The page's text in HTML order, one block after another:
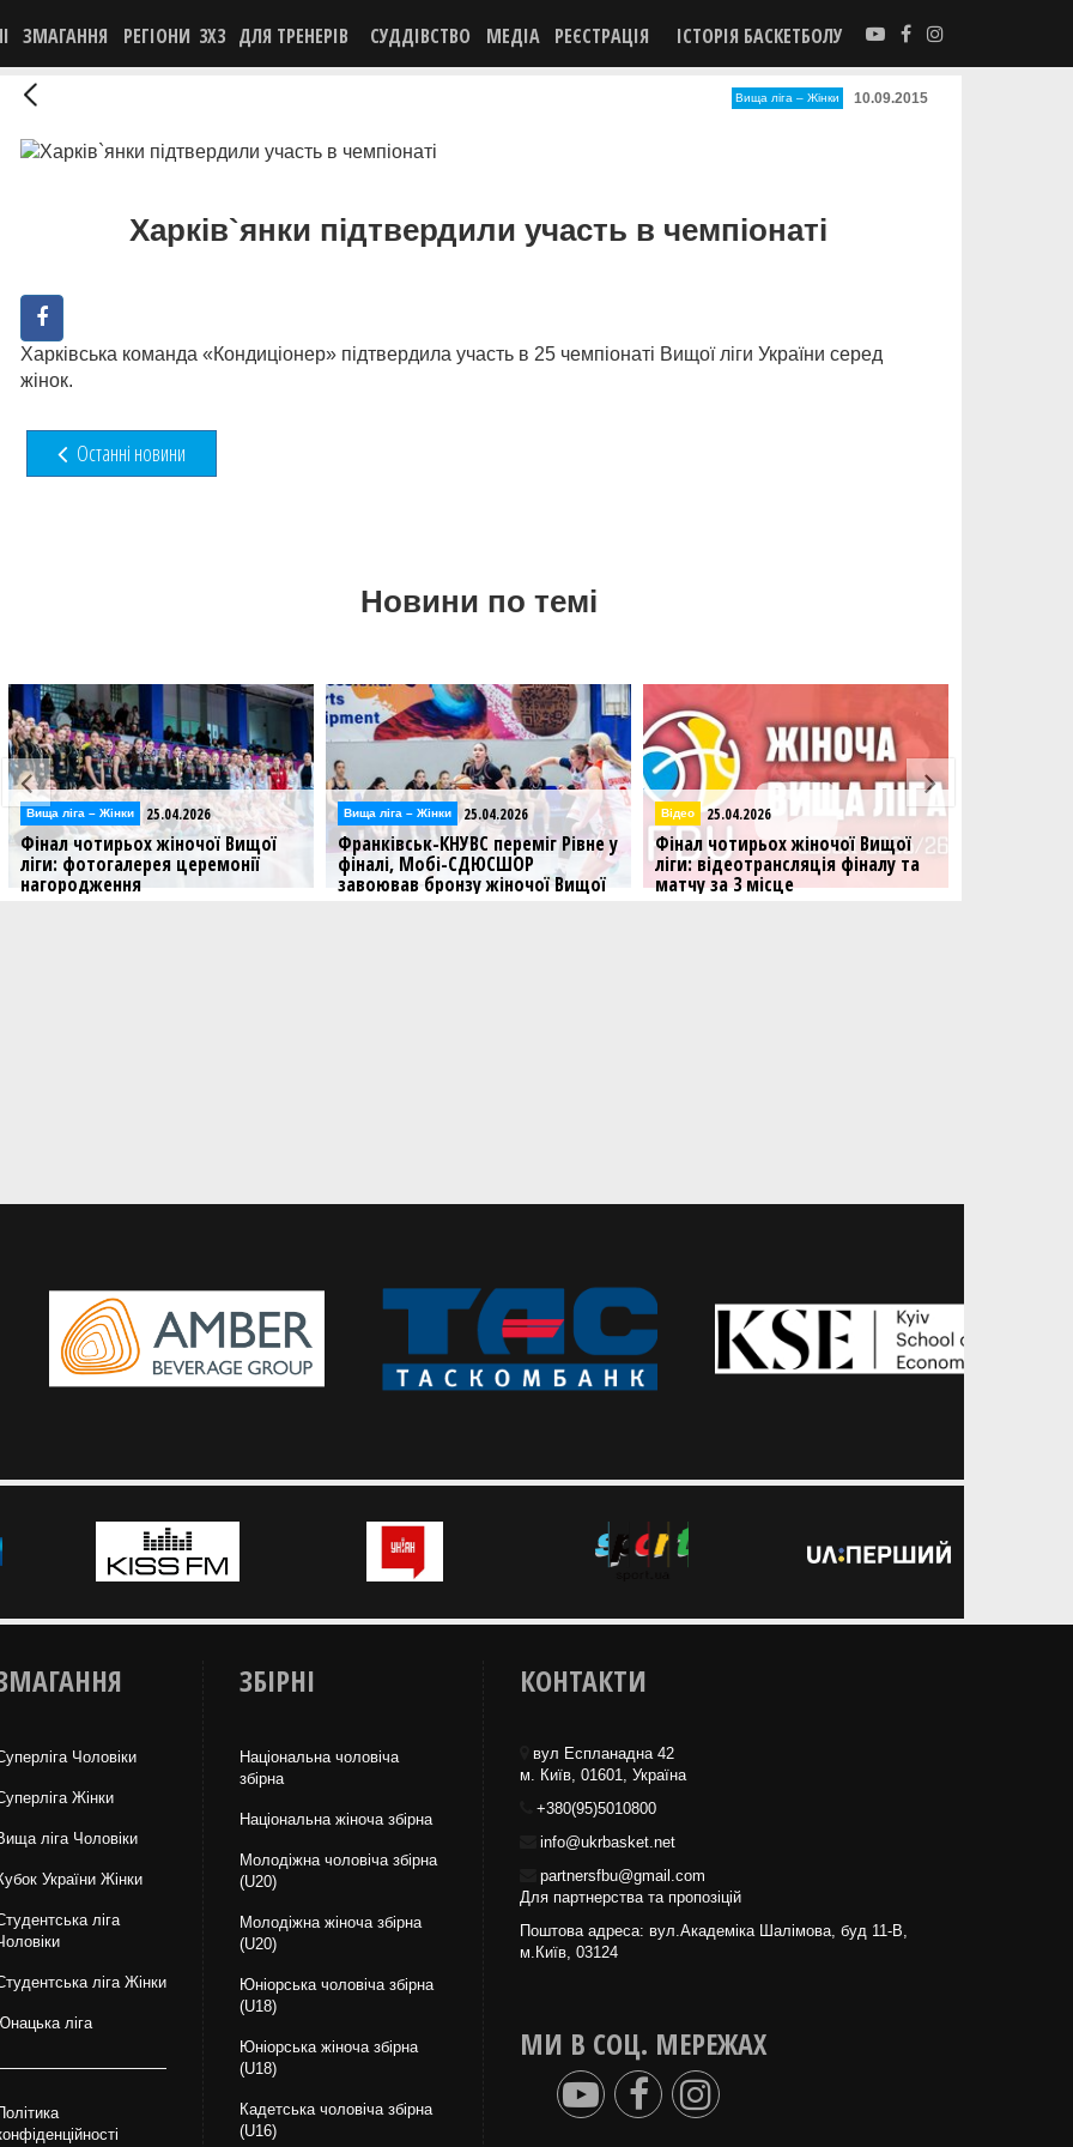
ЗМАГАННЯ РЕГІОНИ 3X3 ДЛЯ ТРЕНЕРІВ СУДДІВСТВО МЕДІА РЕЄСТРАЦІЯ ІСТОРІЯ БАСКЕТБОЛУ
Вища лiга – Жiнки 10.09.2015
Харків`янки підтвердили участь в чемпіонаті
Харківська команда «Кондиціонер» підтвердила участь в 25 чемпіонаті Вищої ліги України серед
жінок.
Останні новини
Новини по темі
Вищої
Вища лiга – Жiнки 25.04.2026
Франківськ-КНУВС переміг Рівне у
фіналі, Мобі-СДЮСШОР
завоював бронзу жіночої Вищої
Відео 25.04.2026
Фінал чотирьох жіночої Вищої
ліги: відеотрансляція фіналу та
матчу за 3 місце
Вища лiга – Жiнки 24.04.2026
Фінал чотирьох Вищої ліги серед
жінок: Рівне-ОШВСМ та
Франківськ-КНУВС визначать
Чоловіки
Жінки
лiга Чоловіки
України Жінки
ліга
ліга Жінки
ліга
ЗБІРНІ
Національна чоловіча
збірна
Національна жiноча збірна
Молодіжна чоловіча збірна
(U20)
Молодіжна жіноча збірна
(U20)
Юніорська чоловіча збірна
(U18)
Юніорська жіноча збірна
(U18)
Кадетська чоловіча збірна
(U16)
КОНТАКТИ
вул Еспланадна 42
м. Київ, 01601, Україна
+380(95)5010800
info@ukrbasket.net
partnersfbu@gmail.com
Для партнерства та пропозіцій
Поштова адреса: вул.Академіка Шалімова, буд 11-В,
м.Київ, 03124
МИ В СОЦ. МЕРЕЖАХ